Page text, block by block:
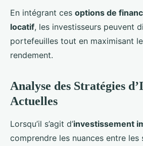
En intégrant ces options de
locatif, les investisseurs peuvent
portefeuilles tout en maximisant
rendement.
Analyse des Stratégies
Actuelles
Lorsqu’il s’agit d’investissement
comprendre les nuances entre les